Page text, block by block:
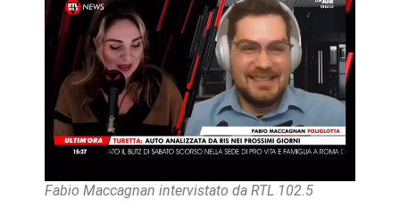
Fabio Maccagnan intervistato da RTL 102.5